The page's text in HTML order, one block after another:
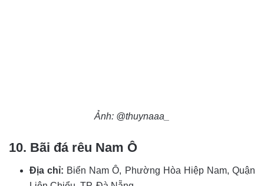
Ảnh: @thuynaaa_
10. Bãi đá rêu Nam Ô
Địa chỉ: Biển Nam Ô, Phường Hòa Hiệp Nam, Quận